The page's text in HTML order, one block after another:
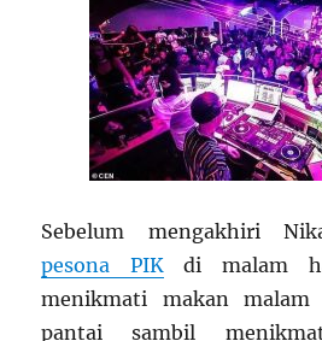
Sebelum mengakhiri
pesona PIKdi malam
menikmati makan
pantai sambil